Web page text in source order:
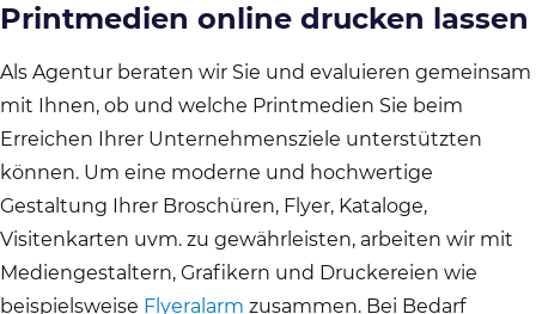
Printmedien online drucken lassen
Als Agentur beraten wir Sie und evaluieren gemeinsam
mit Ihnen, ob und welche Printmedien Sie beim
Erreichen Ihrer Unternehmensziele unterstützten
können. Um eine moderne und hochwertige
Gestaltung Ihrer Broschüren, Flyer, Kataloge,
Visitenkarten uvm. zu gewährleisten, arbeiten wir mit
Mediengestaltern, Grafikern und Druckereien wie
beispielsweise Flyeralarm zusammen. Bei Bedarf